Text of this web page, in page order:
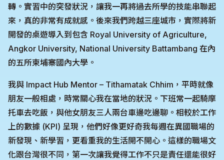
轉。實習中的突發狀況，讓我一再將過去所學的技能串聯起
來，真的非常有成就感。後來我們跨越三座城市，實際將新
開發的桌遊導入到包含 Royal University of Agriculture,
Angkor University, National University Battambang 在內
的五所柬埔寨國內大學。
我與 Impact Hub Mentor – Tithamatak Chhim，平時就像
朋友一般相處，時常關心我在當地的狀況。下班常一起騎摩
托車去吃飯，與他女朋友三人兩台車邊吃邊聊。相較於工作
上的數據 (KPI) 呈現，他們好像更好奇我每週在異國職場的
新發現、新學習，更看重我的生活開不開心。這樣的職場文
化跟台灣很不同，第一次讓我覺得工作不只是責任還能很好